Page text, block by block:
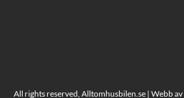
All rights reserved, Alltomhusbilen.se | Webb av